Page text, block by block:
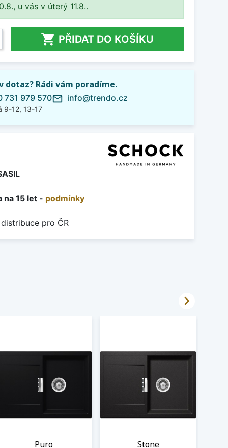
u vás v úterý 11.8..
 PŘIDAT DO KOŠÍKU
dotaz? Rádi vám poradíme.
731 979 570
9-12, 13-17
mail_outline info@trendo.cz
na 15 let - podmínky
pro ČR
Puro Stone
